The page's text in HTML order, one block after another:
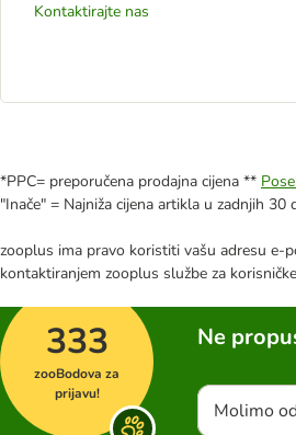
Kontaktirajte nas
*PPC= preporučena prodajna cijena **
"Inače" = Najniža cijena artikla u zadnjih 30
zooplus ima pravo koristiti vašu adresu e-
kontaktiranjem zooplus službe za
333
zooBodova za
prijavu!
Ne
Molimo